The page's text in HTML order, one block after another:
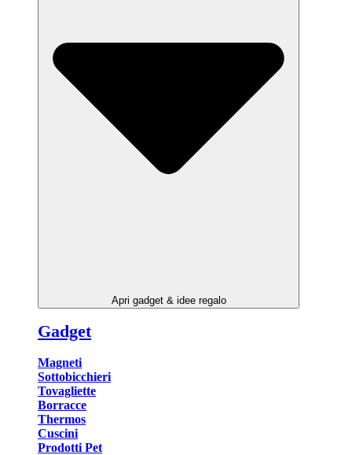
Apri gadget & idee regalo
Gadget
Magneti
Sottobicchieri
Tovagliette
Borracce
Thermos
Cuscini
Prodotti Pet